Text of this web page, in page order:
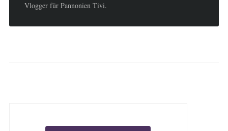
Vlogger für Pannonien Tivi.